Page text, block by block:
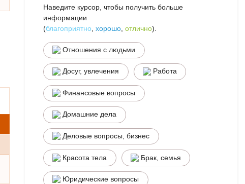
Наведите курсор, чтобы получить больше
информации
(благоприятно хорошо отлично).
Отношения с людьми
Досуг, увлечения Работа
Финансовые вопросы
Домашние дела
Деловые вопросы, бизнес
Красота тела Брак, семья
Юридические вопросы